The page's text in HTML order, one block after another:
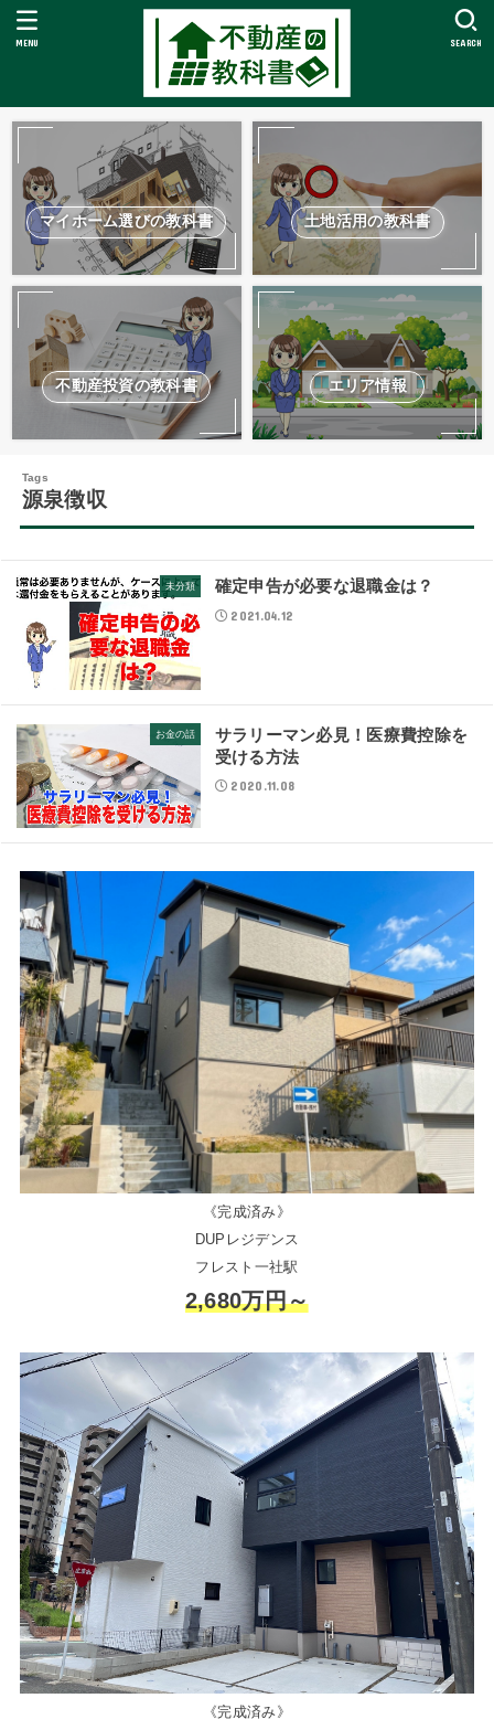
SEARCH
MENU
マイホーム選びの教科書 土地活用の教科書
不動産投資の教科書 エリア情報
源泉徴収
未分類 確定申告が必要な退職金は？
2021.04.12
お金の話
サラリーマン必見！医療費控除を
受ける方法
2020.11.08
《完成済み》
DUPレジデンス
フレスト一社駅
2,680万円～
《完成済み》